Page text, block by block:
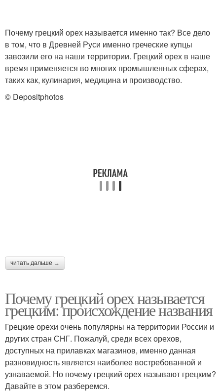
Почему грецкий орех называется именно так? Все дело
в том, что в Древней Руси именно греческие купцы
завозили его на наши территории. Грецкий орех в наше
время применяется во многих промышленных сферах,
таких как, кулинария, медицина и производство.
© Depositphotos
читать дальше →
Почему грецкий орех называется
грецким: происхождение названия
Грецкие орехи очень популярны на территории России и
других стран СНГ. Пожалуй, среди всех орехов,
доступных на прилавках магазинов, именно данная
разновидность является наиболее востребованной и
узнаваемой. Но почему грецкий орех называют грецким?
Давайте в этом разберемся.